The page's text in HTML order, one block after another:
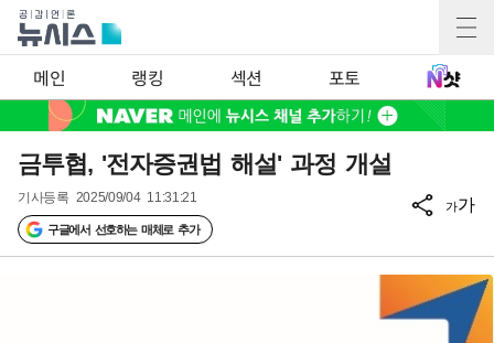
메인 랭킹 섹션 포토
금투협, '전자증권법 해설' 과정 개설
기사등록 2025/09/04 11:31:21
구글에서 선호하는 매체로 추가
가가